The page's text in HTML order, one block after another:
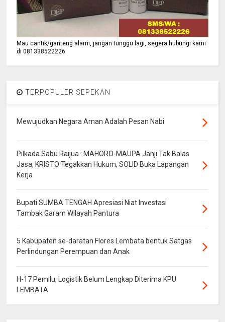
Mau cantik/ganteng alami, jangan tunggu lagi, segera hubungi kami
di 081338522226
TERPOPULER SEPEKAN
Mewujudkan Negara Aman Adalah Pesan Nabi
Pilkada Sabu Raijua : MAHORO-MAUPA Janji Tak Balas
Jasa, KRISTO Tegakkan Hukum, SOLID Buka Lapangan
Kerja
Bupati SUMBA TENGAH Apresiasi Niat Investasi
Tambak Garam Wilayah Pantura
5 Kabupaten se-daratan Flores Lembata bentuk Satgas
Perlindungan Perempuan dan Anak
H-17 Pemilu, Logistik Belum Lengkap Diterima KPU
LEMBATA